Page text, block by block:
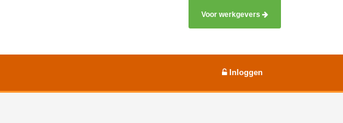
Voor werkgevers
Inloggen